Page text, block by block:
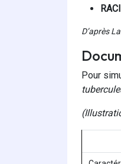
D’après
Pour